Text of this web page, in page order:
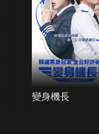
變身機長